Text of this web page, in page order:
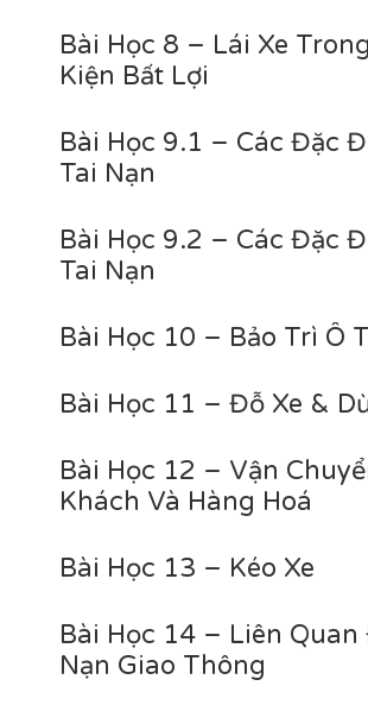
Bài Học 8 – Lái Xe
Kiện Bất Lợi
Bài Học 9.1 – Các Đặc
Tai Nạn
Bài Học 9.2 – Các Đặc
Tai Nạn
Bài Học 10 – Bảo Trì Ô
Bài Học 11 – Đỗ Xe &
Bài Học 12 – Vận
Khách Và Hàng Hoá
Bài Học 13 – Kéo Xe
Bài Học 14 – Liên Quan
Nạn Giao Thông